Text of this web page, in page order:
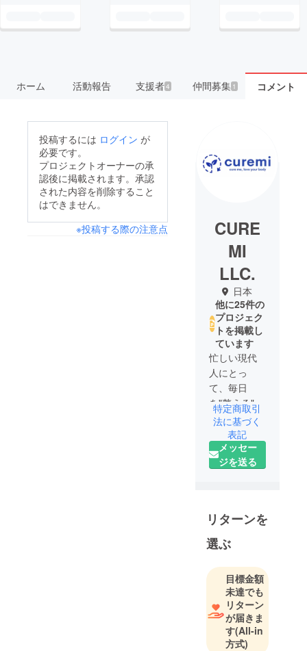
ホーム 活動報告 支援者4 仲間募集 1 コメント
投稿するには ログイン が
必要です。
プロジェクトオーナーの承
認後に掲載されます。承認
された内容を削除すること
はできません。
※投稿する際の注意点
CURE
MI
LLC.
日本
他に25件の
プロジェク
トを掲載し
ています
忙しい現代
人にとっ
て、毎日
を"整える"時
間はとても
貴重。
Curemiは、
身近な悩み
届けしま
す。
特定商取引
法に基づく
表記
メッセー
ジを送る
リターンを
選ぶ
目標金額
未達でも
リターン
が届きま
す(All-in
方式)